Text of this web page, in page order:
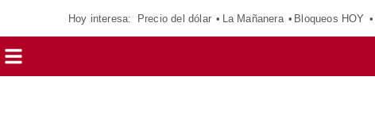
Hoy interesa: Precio del dólar La Mañanera Bloqueos HOY